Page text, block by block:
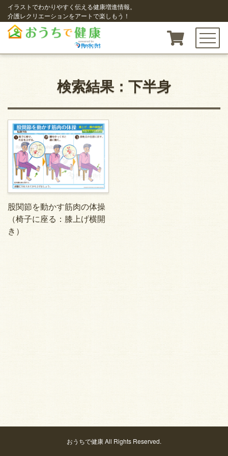
イラストでわかりやすく伝える健康増進情報。
介護レクリエーションをアートで楽しもう！
toggle
検索結果：下半身
股関節を動かす筋肉の体操
（椅子に座る：膝上げ横開
き）
おうちで健康 All Rights Reserved.